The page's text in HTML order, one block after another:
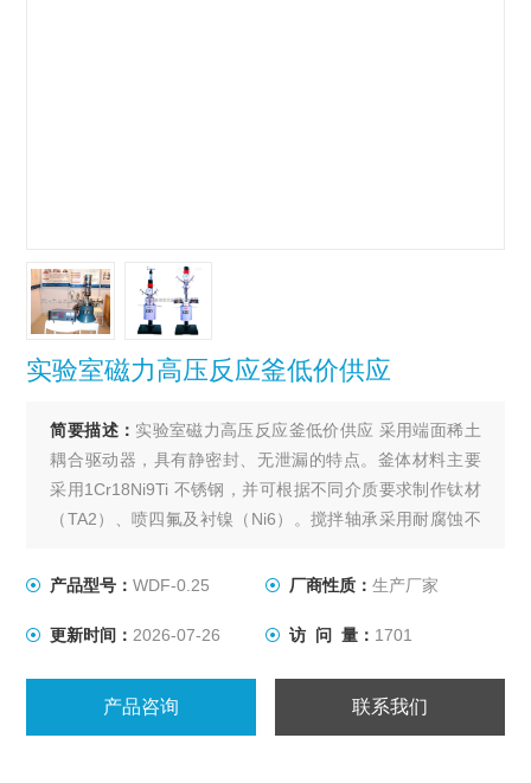
实验室磁力高压反应釜低价供应
简要描述： 实验室磁力高压反应釜低价供应 采用端面稀土
耦合驱动器，具有静密封、无泄漏的特点。釜体材料主要
采用1Cr18Ni9Ti 不锈钢，并可根据不同介质要求制作钛材
（TA2）、喷四氟及衬镍（Ni6）。搅拌轴承采用耐腐蚀不
上出料和下出料两种，供用户订货时选用。
产品型号：WDF-0.25 厂商性质： 生产厂家
更新时间： 2026-07-26 访 问 量： 1701
产品咨询 联系我们